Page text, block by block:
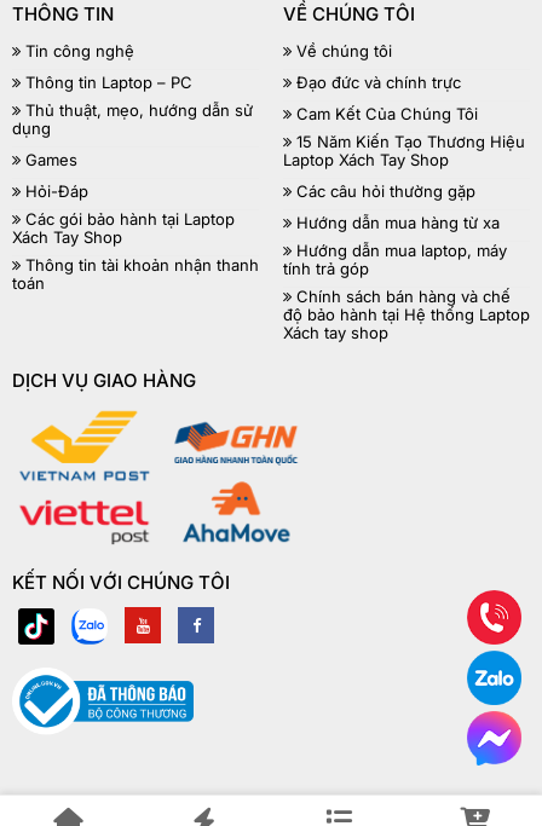
THÔNG TIN
Tin công nghệ
Thông tin Laptop – PC
Thủ thuật, mẹo, hướng dẫn sử
dụng
Games
Hỏi-Đáp
Các gói bảo hành tại Laptop
Xách Tay Shop
Thông tin tài khoản nhận thanh
toán
VỀ CHÚNG TÔI
Về chúng tôi
Đạo đức và chính trực
Cam Kết Của Chúng Tôi
15 Năm Kiến Tạo Thương Hiệu
Laptop Xách Tay Shop
Các câu hỏi thường gặp
Hướng dẫn mua hàng từ xa
Hướng dẫn mua laptop, máy
tính trả góp
Chính sách bán hàng và chế
độ bảo hành tại Hệ thống Laptop
Xách tay shop
DỊCH VỤ GIAO HÀNG
KẾT NỐI VỚI CHÚNG TÔI
© Copyright Laptop Xách Tay Shop 2018 | ® Bản quyền website này